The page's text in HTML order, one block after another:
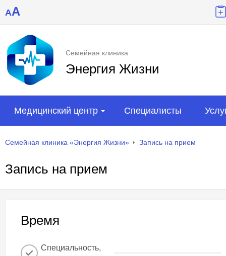
AA
Семейная клиника
Энергия Жизни
Медицинский центр Специалисты
Семейная клиника «Энергия Жизни» Запись на прием
Запись на прием
Время
Специальность,